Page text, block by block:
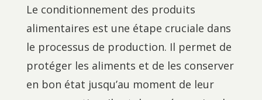
Le conditionnement des produits
alimentaires est une étape cruciale dans
le processus de production. Il permet de
protéger les aliments et de les conserver
en bon état jusqu’au moment de leur